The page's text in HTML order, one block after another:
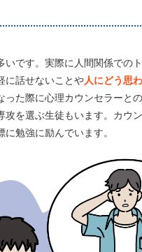
です。実際に人間関係での
に話せないことや人にどう思
た際に心理カウンセラーと
を選ぶ生徒もいます。カウ
勉強に励んでいます。